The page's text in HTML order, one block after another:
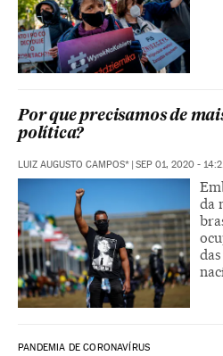
Por que precisamos de
política?
LUIZ AUGUSTO CAMPOS* | SEP 01, 2020 -
da
PANDEMIA DE CORONAVÍRUS